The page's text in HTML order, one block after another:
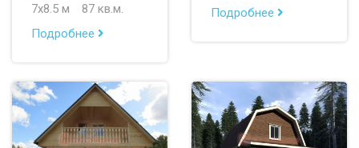
7х8.5 м
87 кв.м.
Подробнее
Подробнее